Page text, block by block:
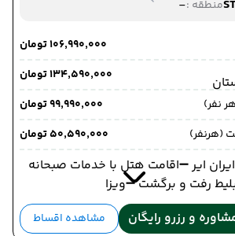
منطقه :-
۱۰۶٬۹۹۰٬۰۰۰ تومان
۱۳۴٬۵۹۰٬۰۰۰ تومان
نفر)
۹۹٬۹۹۰٬۰۰۰ تومان
(هرنفر)
۵۰٬۵۹۰٬۰۰۰ تومان
ایر ➖اقامت هتل با خدمات صبحانه
رفت و برگشت ➖ویزا
و رزرو رایگان
مشاهده اقساط